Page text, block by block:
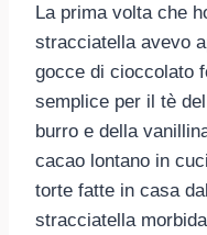
La prima volta che
stracciatella avevo
gocce di cioccolato
semplice per il tè
burro e della
cacao lontano in
torte fatte in casa
stracciatella